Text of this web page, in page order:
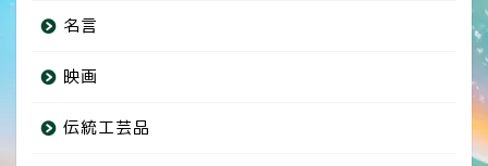
名言
映画
伝統工芸品